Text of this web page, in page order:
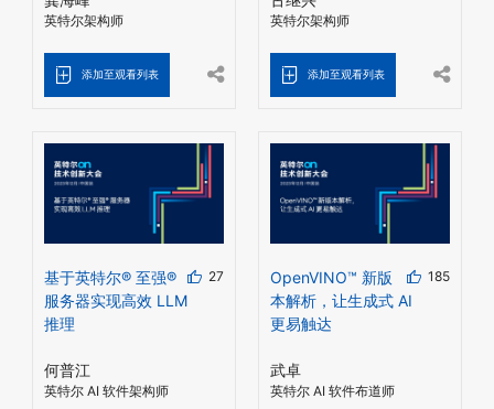
英特尔架构师
添加至观看列表
英特尔架构师
添加至观看列表
27
基于英特尔® 至强®
服务器实现高效 LLM
推理
何普江
英特尔 AI 软件架构师
185
OpenVINO™ 新版
本解析，让生成式 AI
更易触达
武卓
英特尔 AI 软件布道师